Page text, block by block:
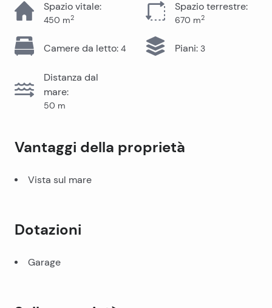
Spazio vitale:
450 m2
Spazio terrestre:
670 m2
Camere da letto: 4 Piani: 3
Distanza dal
mare:
50 m
Vantaggi della proprietà
Vista sul mare
Dotazioni
Garage